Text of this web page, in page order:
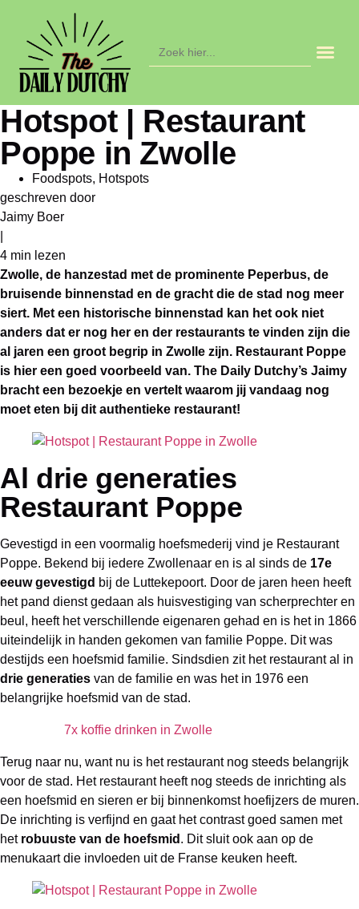
naar:
Hotspot | Restaurant
Poppe in Zwolle
Foodspots, Hotspots
geschreven door
Jaimy Boer
4 min lezen
Zwolle, de hanzestad met de prominente Peperbus, de
bruisende binnenstad en de gracht die de stad nog meer
siert. Met een historische binnenstad kan het ook niet
anders dat er nog her en der restaurants te vinden zijn die
al jaren een groot begrip in Zwolle zijn. Restaurant Poppe
is hier een goed voorbeeld van. The Daily Dutchy’s Jaimy
bracht een bezoekje en vertelt waarom jij vandaag nog
moet eten bij dit authentieke restaurant!
Al drie generaties
Restaurant Poppe
Gevestigd in een voormalig hoefsmederij vind je Restaurant
Poppe. Bekend bij iedere Zwollenaar en is al sinds de 17e
eeuw gevestigd bij de Luttekepoort. Door de jaren heen heeft
het pand dienst gedaan als huisvestiging van scherprechter en
beul, heeft het verschillende eigenaren gehad en is het in 1866
uiteindelijk in handen gekomen van familie Poppe. Dit was
destijds een hoefsmid familie. Sindsdien zit het restaurant al in
drie generaties van de familie en was het in 1976 een
belangrijke hoefsmid van de stad.
7x koffie drinken in Zwolle
Terug naar nu, want nu is het restaurant nog steeds belangrijk
voor de stad. Het restaurant heeft nog steeds de inrichting als
een hoefsmid en sieren er bij binnenkomst hoefijzers de muren.
De inrichting is verfijnd en gaat het contrast goed samen met
het robuuste van de hoefsmid . Dit sluit ook aan op de
menukaart die invloeden uit de Franse keuken heeft.